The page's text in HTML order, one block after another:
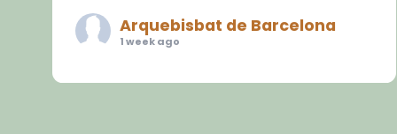
Arquebisbat de Barcelona
1 week ago